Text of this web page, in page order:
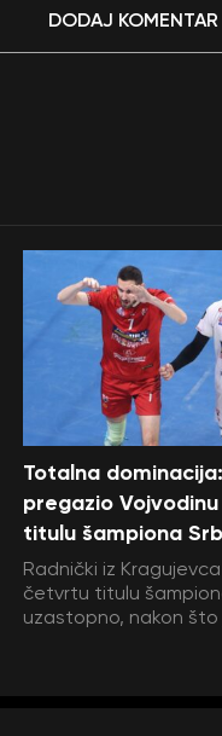
DODAJ KOMENTAR
Totalna
pregazio
titulu šampiona
Radnički iz
četvrtu titulu
uzastopno, nakon što